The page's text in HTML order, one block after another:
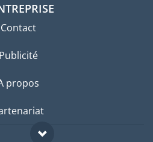
Contact
Publicité
propos